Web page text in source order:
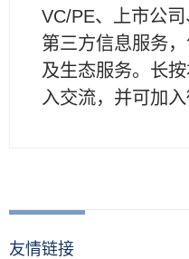
VC/PE、上市公
第三方信息服务
及生态服务。长
入交流，并可加
友情链接